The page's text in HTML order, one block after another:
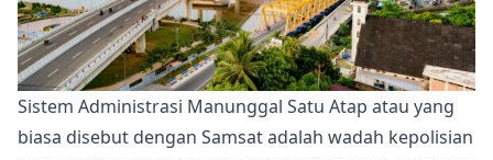
Sistem Administrasi Manunggal Satu Atap atau yang
biasa disebut dengan Samsat adalah wadah kepolisian